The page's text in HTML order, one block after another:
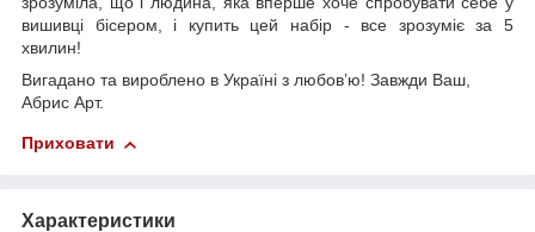
вишивці бісером, і купить цей набір - все зрозуміє за 5
хвилин!
Вигадано та вироблено в Україні з любов’ю! Завжди Ваш,
Абрис Арт.
Приховати
Характеристики